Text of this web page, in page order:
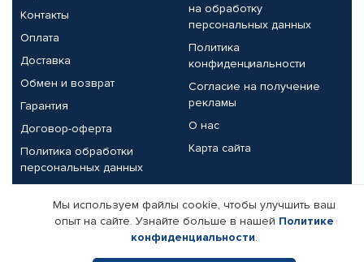
Контакты
Оплата
Доставка
Обмен и возврат
Гарантия
Договор-оферта
Политика обработки
персональных данных
на обработку
персональных данных
Политика
конфиденциальности
Согласие на получение
рекламы
О нас
Карта сайта
Партнерам
Корпоративным клиентам
Поставщикам
Реквизиты компании
Мы используем файлы cookie, чтобы улучшить ваш
опыт на сайте. Узнайте больше в нашей Политике
конфиденциальности.